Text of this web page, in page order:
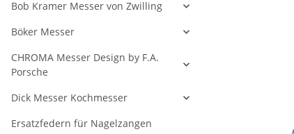
Bob Kramer Messer von Zwilling
Böker Messer
CHROMA Messer Design by F.A.
Porsche
Dick Messer Kochmesser
Ersatzfedern für Nagelzangen